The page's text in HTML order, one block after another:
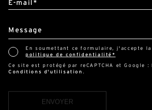
E-mail*
Message
En soumettant ce formulaire, j'accepte la
politique de confidentialité*